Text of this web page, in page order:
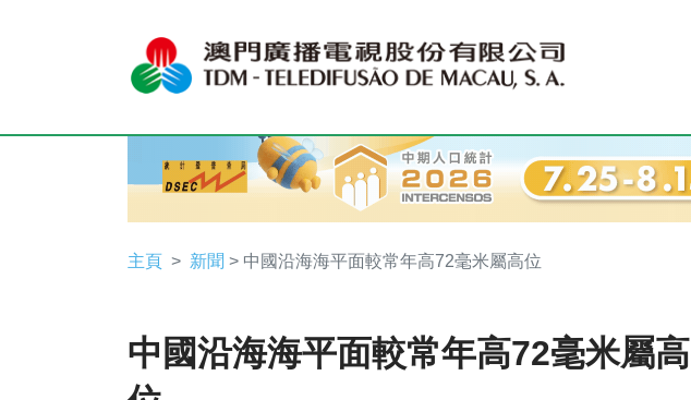
主頁 新聞 > 中國沿海海平面較常年高72毫米屬高位
中國沿海海平面較常年高72毫米屬高